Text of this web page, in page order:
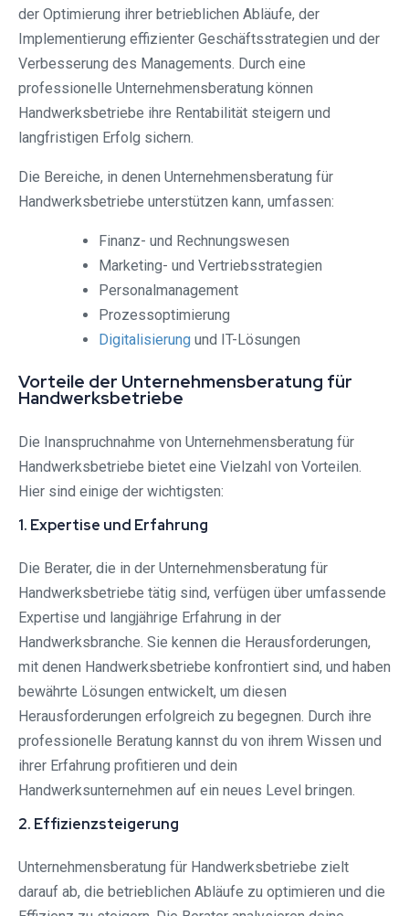
der Optimierung ihrer betrieblichen Abläufe, der
Implementierung effizienter Geschäftsstrategien und der
Verbesserung des Managements. Durch eine
professionelle Unternehmensberatung können
Handwerksbetriebe ihre Rentabilität steigern und
langfristigen Erfolg sichern.
Die Bereiche, in denen Unternehmensberatung für
Handwerksbetriebe unterstützen kann, umfassen:
Finanz- und Rechnungswesen
Marketing- und Vertriebsstrategien
Personalmanagement
Prozessoptimierung
Digitalisierung und IT-Lösungen
Vorteile der Unternehmensberatung für
Handwerksbetriebe
Die Inanspruchnahme von Unternehmensberatung für
Handwerksbetriebe bietet eine Vielzahl von Vorteilen.
Hier sind einige der wichtigsten:
1. Expertise und Erfahrung
Die Berater, die in der Unternehmensberatung für
Handwerksbetriebe tätig sind, verfügen über umfassende
Expertise und langjährige Erfahrung in der
Handwerksbranche. Sie kennen die Herausforderungen,
mit denen Handwerksbetriebe konfrontiert sind, und haben
bewährte Lösungen entwickelt, um diesen
Herausforderungen erfolgreich zu begegnen. Durch ihre
professionelle Beratung kannst du von ihrem Wissen und
ihrer Erfahrung profitieren und dein
Handwerksunternehmen auf ein neues Level bringen.
2. Effizienzsteigerung
Unternehmensberatung für Handwerksbetriebe zielt
darauf ab, die betrieblichen Abläufe zu optimieren und die